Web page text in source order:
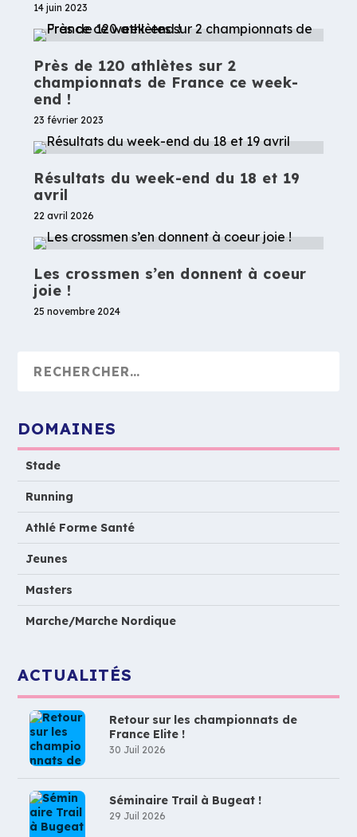
14 juin 2023
Près de 120 athlètes sur 2
championnats de France ce week-
end !
23 février 2023
Résultats du week-end du 18 et 19
avril
22 avril 2026
Les crossmen s’en donnent à coeur
joie !
25 novembre 2024
DOMAINES
Stade
Running
Athlé Forme Santé
Jeunes
Masters
Marche/Marche Nordique
ACTUALITÉS
Retour sur les championnats de
France Elite !
30 Juil 2026
Séminaire Trail à Bugeat !
29 Juil 2026